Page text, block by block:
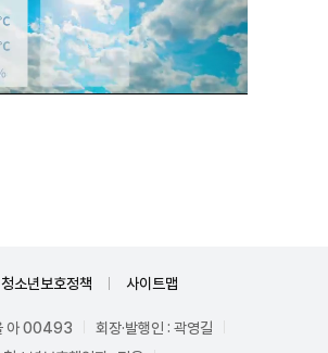
청소년보호정책 사이트맵
아 00493
회장·발행인 : 곽영길